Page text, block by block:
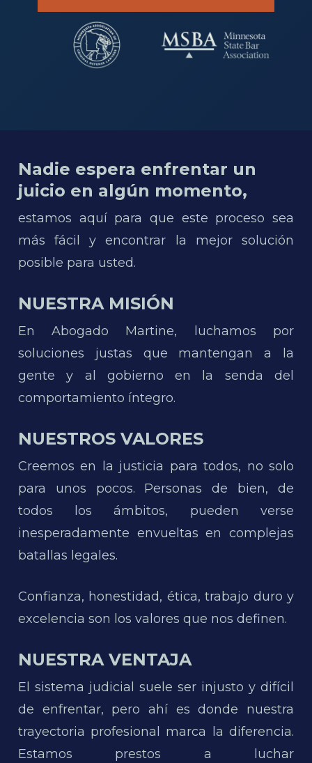
Nadie espera enfrentar un
juicio en algún momento,
estamos aquí para que este proceso sea
más fácil y encontrar la mejor solución
posible para usted.
NUESTRA MISIÓN
En Abogado Martine, luchamos por
soluciones justas que mantengan a la
gente y al gobierno en la senda del
comportamiento íntegro.
NUESTROS VALORES
Creemos en la justicia para todos, no solo
para unos pocos. Personas de bien, de
todos los ámbitos, pueden verse
inesperadamente envueltas en complejas
batallas legales.
Confianza, honestidad, ética, trabajo duro y
excelencia son los valores que nos definen.
NUESTRA VENTAJA
El sistema judicial suele ser injusto y difícil
de enfrentar, pero ahí es donde nuestra
trayectoria profesional marca la diferencia.
Estamos prestos a luchar